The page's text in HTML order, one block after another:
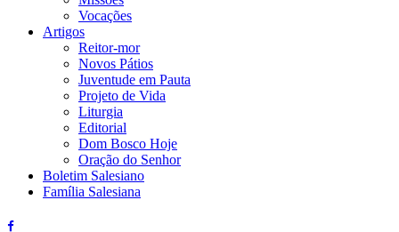
Vocações
Artigos
Reitor-mor
Novos Pátios
Juventude em Pauta
Projeto de Vida
Liturgia
Editorial
Dom Bosco Hoje
Oração do Senhor
Boletim Salesiano
Família Salesiana